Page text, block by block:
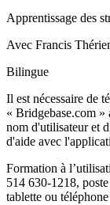
Apprentissage des
Avec Francis
Bilingue
Il est nécessaire de
« Bridgebase.com »
nom d'utilisateur et
d'aide avec
Formation à
514 630-1218,
tablette ou